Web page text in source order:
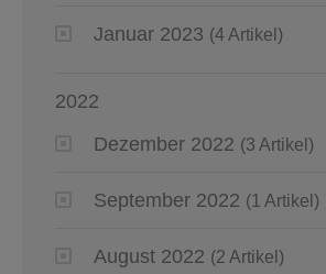
Januar 2023 (4 Artikel)
2022
Dezember 2022 (3 Artikel)
September 2022 (1 Artikel)
August 2022 (2 Artikel)